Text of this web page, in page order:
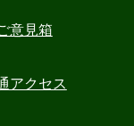
意見箱
アクセス